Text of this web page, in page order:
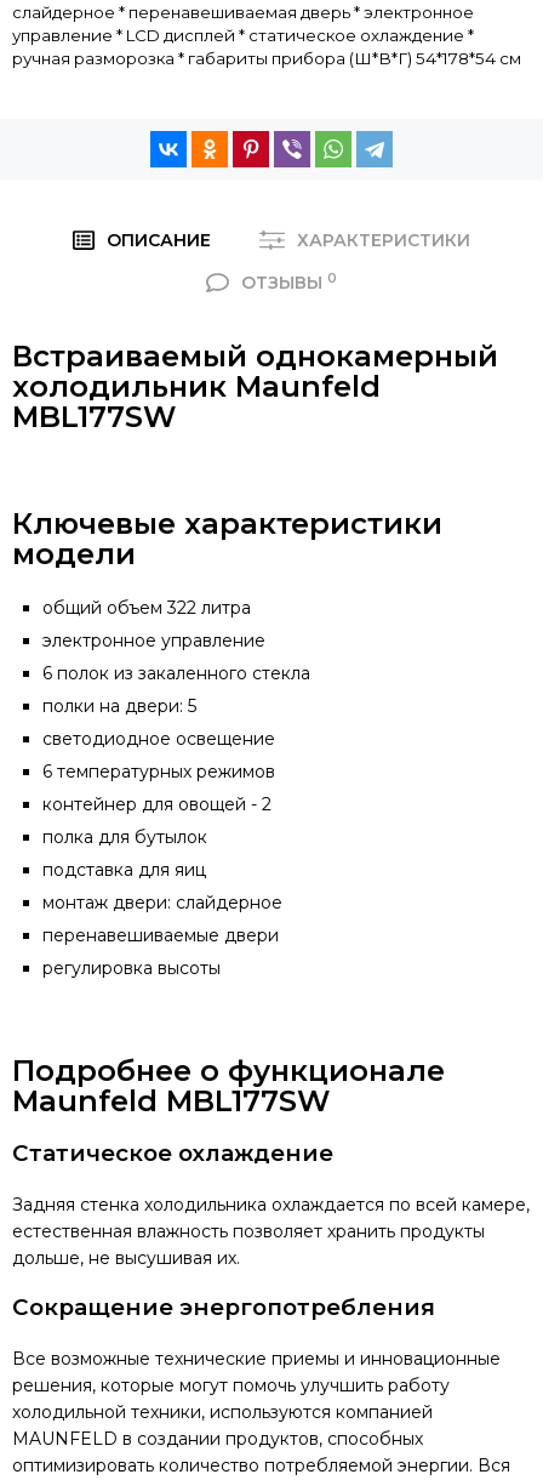
слайдерное * перенавешиваемая дверь * электронное
управление * LCD дисплей * статическое охлаждение *
ручная разморозка * габариты прибора (Ш*В*Г) 54*178*54 см
ОПИСАНИЕ
ХАРАКТЕРИСТИКИ
ОТЗЫВЫ 0
Встраиваемый однокамерный
холодильник Maunfeld
MBL177SW
Ключевые характеристики
модели
общий объем 322 литра
электронное управление
6 полок из закаленного стекла
полки на двери: 5
светодиодное освещение
6 температурных режимов
контейнер для овощей - 2
полка для бутылок
подставка для яиц
монтаж двери: слайдерное
перенавешиваемые двери
регулировка высоты
Подробнее о функционале
Maunfeld MBL177SW
Статическое охлаждение
Задняя стенка холодильника охлаждается по всей камере,
естественная влажность позволяет хранить продукты
дольше, не высушивая их.
Сокращение энергопотребления
Все возможные технические приемы и инновационные
решения, которые могут помочь улучшить работу
холодильной техники, используются компанией
MAUNFELD в создании продуктов, способных
оптимизировать количество потребляемой энергии. Вся